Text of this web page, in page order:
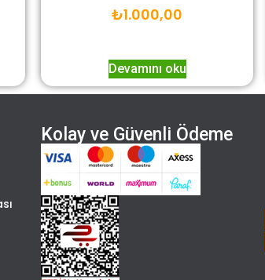
₺1.000,00
Devamını oku
Kolay ve Güvenli Ödeme